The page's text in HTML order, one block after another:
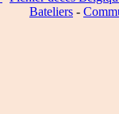
Bateliers -